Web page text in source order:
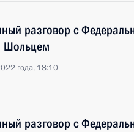
разговор с
года, 18:10
разговор с